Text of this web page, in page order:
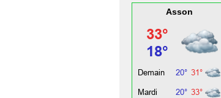
Asson